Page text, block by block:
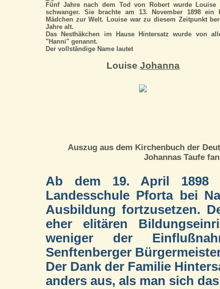
Fünf Jahre nach dem Tod von Robert wurde Louise
schwanger. Sie brachte am 13. November 1898 ein
Mädchen zur Welt. Louise war zu diesem Zeitpunkt
Jahre alt.
Das Nesthäkchen im Hause Hintersatz wurde von
"Hanni" genannt.
Der vollständige Name lautet
Louise Johanna
Auszug aus dem Kirchenbuch der
Johannas Taufe
Ab dem 19. April 1898
Landesschule Pforta bei
Ausbildung fortzusetzen.
eher elitären
weniger der
Senftenberger
Der Dank der Familie
anders aus, als man sich